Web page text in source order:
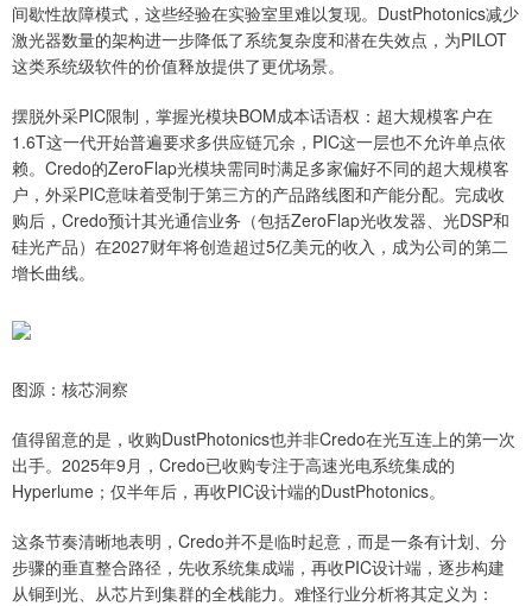
间歇性故障模式，这些经验在实验室里难以复现。DustPhotonics减少
激光器数量的架构进一步降低了系统复杂度和潜在失效点，为PILOT
这类系统级软件的价值释放提供了更优场景。
摆脱外采PIC限制，掌握光模块BOM成本话语权：超大规模客户在
1.6T这一代开始普遍要求多供应链冗余，PIC这一层也不允许单点依
赖。Credo的ZeroFlap光模块需同时满足多家偏好不同的超大规模客
户，外采PIC意味着受制于第三方的产品路线图和产能分配。完成收
购后，Credo预计其光通信业务（包括ZeroFlap光收发器、光DSP和
硅光产品）在2027财年将创造超过5亿美元的收入，成为公司的第二
增长曲线。
图源：核芯洞察
值得留意的是，收购DustPhotonics也并非Credo在光互连上的第一次
出手。2025年9月，Credo已收购专注于高速光电系统集成的
Hyperlume；仅半年后，再收PIC设计端的DustPhotonics。
这条节奏清晰地表明，Credo并不是临时起意，而是一条有计划、分
步骤的垂直整合路径，先收系统集成端，再收PIC设计端，逐步构建
从铜到光、从芯片到集群的全栈能力。难怪行业分析将其定义为：